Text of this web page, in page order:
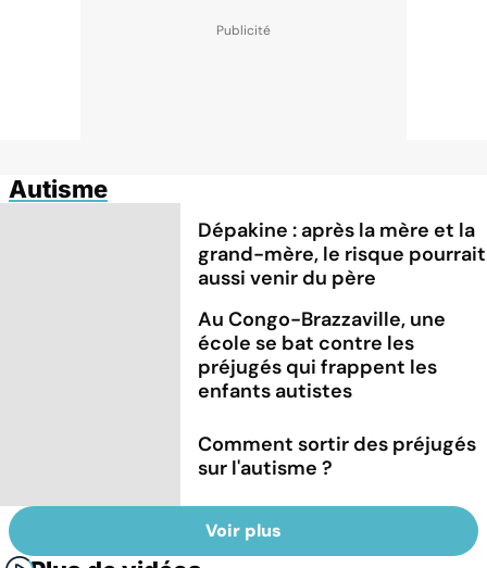
Autisme
Dépakine : après la mère et la
grand-mère, le risque pourrait
aussi venir du père
Au Congo-Brazzaville, une
école se bat contre les
préjugés qui frappent les
enfants autistes
Comment sortir des préjugés
sur l'autisme ?
Voir plus